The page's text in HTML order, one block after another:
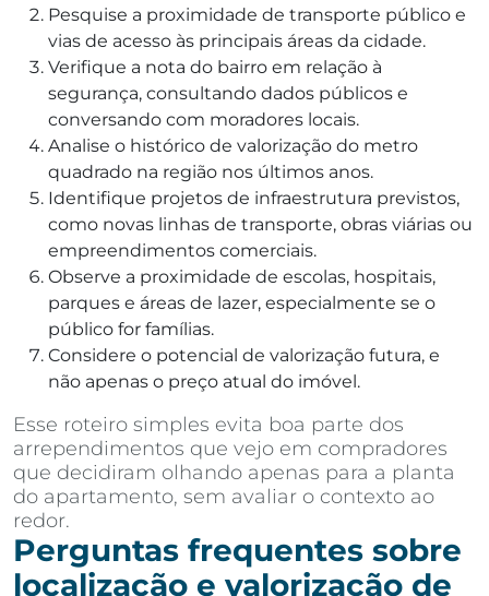
Pesquise a proximidade de transporte público e
vias de acesso às principais áreas da cidade.
Verifique a nota do bairro em relação à
segurança, consultando dados públicos e
conversando com moradores locais.
Analise o histórico de valorização do metro
quadrado na região nos últimos anos.
Identifique projetos de infraestrutura previstos,
como novas linhas de transporte, obras viárias ou
empreendimentos comerciais.
Observe a proximidade de escolas, hospitais,
parques e áreas de lazer, especialmente se o
público for famílias.
Considere o potencial de valorização futura, e
não apenas o preço atual do imóvel.
Esse roteiro simples evita boa parte dos
arrependimentos que vejo em compradores
que decidiram olhando apenas para a planta
do apartamento, sem avaliar o contexto ao
redor.
Perguntas frequentes sobre
localização e valorização de